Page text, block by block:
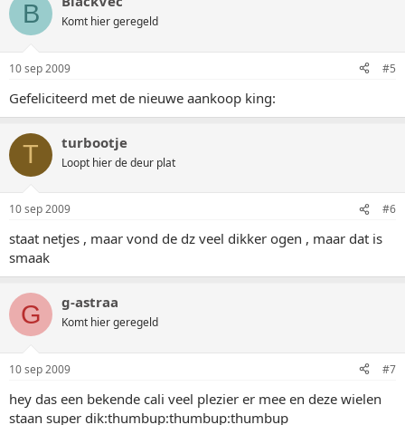
B Komt hier geregeld
10 sep 2009 #5
Gefeliciteerd met de nieuwe aankoop king:
T turbootje
Loopt hier de deur plat
10 sep 2009 #6
staat netjes , maar vond de dz veel dikker ogen , maar dat is
smaak
G g-astraa
Komt hier geregeld
10 sep 2009 #7
hey das een bekende cali veel plezier er mee en deze wielen
staan super dik:thumbup:thumbup:thumbup